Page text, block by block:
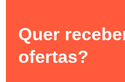
Quer
ofertas?